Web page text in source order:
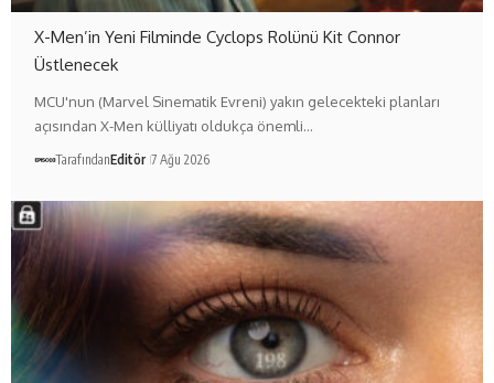
X-Men’in Yeni Filminde Cyclops Rolünü Kit Connor
Üstlenecek
MCU'nun (Marvel Sinematik Evreni) yakın gelecekteki planları
açısından X-Men külliyatı oldukça önemli…
TarafındanEditör 7 Ağu 2026